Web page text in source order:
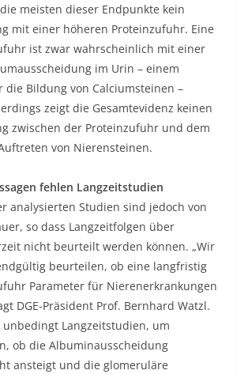
meisten dieser Endpunkte kein
mit einer höheren Proteinzufuhr. Eine
ist zwar wahrscheinlich mit einer
im Urin – einem
die Bildung von Calciumsteinen –
zeigt die Gesamtevidenz keinen
zwischen der Proteinzufuhr und dem
von Nierensteinen.
fehlen Langzeitstudien
analysierten Studien sind jedoch von
so dass Langzeitfolgen über
nicht beurteilt werden können. „Wir
beurteilen, ob eine langfristig
Parameter für Nierenerkrankungen
DGE-Präsident Prof. Bernhard Watzl.
unbedingt Langzeitstudien, um
ob die Albuminausscheidung
ansteigt und die glomeruläre